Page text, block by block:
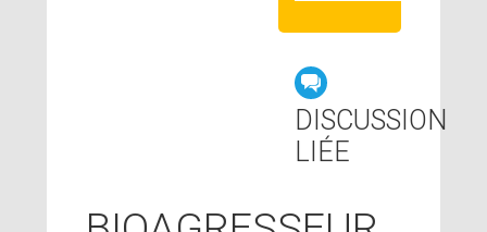
DISCUSSION
LIÉE